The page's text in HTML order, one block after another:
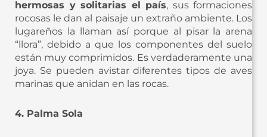
hermosas y solitarias el país, sus formaciones
rocosas le dan al paisaje un extraño ambiente. Los
lugareños la llaman así porque al pisar la arena
“llora”, debido a que los componentes del suelo
están muy comprimidos. Es verdaderamente una
joya. Se pueden avistar diferentes tipos de aves
marinas que anidan en las rocas.
4. Palma Sola